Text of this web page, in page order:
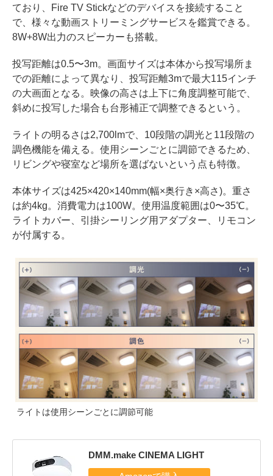
ており、Fire TV Stickなどのデバイスを接続すること
で、様々な動画ストリーミングサービスを鑑賞できる。
8W+8W出力のスピーカーも搭載。
投写距離は0.5〜3m。画面サイズは本体から投写場所ま
での距離によって異なり、投写距離3mで最大115インチ
の大画面となる。映像の高さは上下に角度調整可能で、
斜めに投写した場合も台形補正で調整できるという。
ライトの明るさは2,700lmで、10段階の調光と11段階の
調色機能を備える。使用シーンごとに調節できるため、
リビングや寝室など場所を選ばないという点も特徴。
本体サイズは425×420×140mm(幅×奥行き×高さ)。重さ
は約4kg。消費電力は100W。使用温度範囲は0〜35℃。
ライトカバー、引掛シーリング用アダプター、リモコン
が付属する。
ライトは使用シーンごとに調節可能
DMM.make CINEMA LIGHT